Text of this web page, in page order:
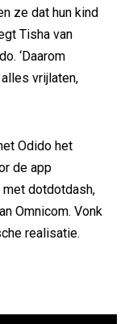
ze dat hun kind
Tisha van
‘Daarom
vrijlaten,
Odido het
de app
dotdotdash,
Omnicom. Vonk
realisatie.